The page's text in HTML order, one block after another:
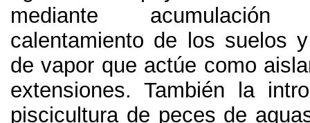
mediante
calentamiento de los suelos
de vapor que actúe como
extensiones. También la
piscicultura de peces de